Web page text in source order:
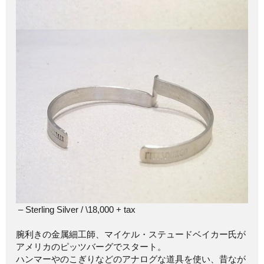
– Sterling Silver / \18,000 + tax
腕利きの金属細工師、マイケル・ステュードベイカー氏が
アメリカのピッツバーグでスタート。
ハンマーやのこぎりなどのアナログな道具を使い、昔なが